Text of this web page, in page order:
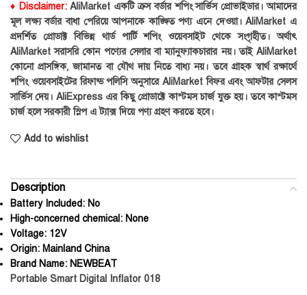
♦ Disclaimer:AliMarket একটি ক্রস বর্ডার শপিং সার্ভিস প্রোভাইডার। আমাদের
মূল লক্ষ্য বর্ডার বাধা পেরিয়ে আপনাকে কাঙ্ক্ষিত পণ্য এনে দেওয়া। AliMarket এ
প্রদর্শিত প্রোডাক্ট বিভিন্ন থার্ড পার্টি শপিং ওয়েবসাইট থেকে সংগৃহীত। অর্থাৎ
AliMarket সরাসরি কোন পণ্যের সেলার বা ম্যানুফ্যাকচারার নয়। তাই AliMarket
কোনো প্রাসঙ্গিক, জামানত বা যৌথ দায় নিতে বাধ্য নয়। তবে গ্রাহক স্বার্থ রক্ষার্থে
শপিং ওয়েবসাইটের রিফান্ড পলিসি অনুসারে AliMarket বিফর এবং আফটার সেলস
সার্ভিস দেয়। AliExpress এর কিছু প্রোডাক্টে কাস্টমস চার্জ যুক্ত হয়। তবে কাস্টমস
চার্জ হলে সরকারী স্লিপ এ ট্যাক্স দিয়ে পণ্য গ্রহণ করতে হবে।
Add to wishlist
Description
Battery Included: No
High-concerned chemical: None
Voltage: 12V
Origin: Mainland China
Brand Name: NEWBEAT
Portable Smart Digital Inflator 018